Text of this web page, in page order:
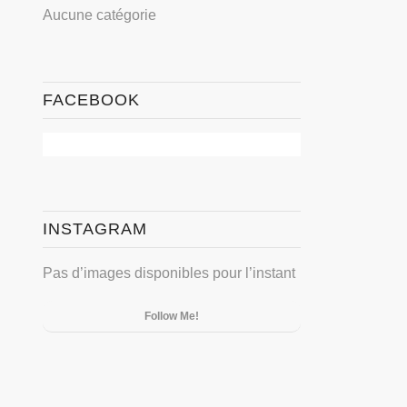
Aucune catégorie
FACEBOOK
INSTAGRAM
Pas d’images disponibles pour l’instant
Follow Me!